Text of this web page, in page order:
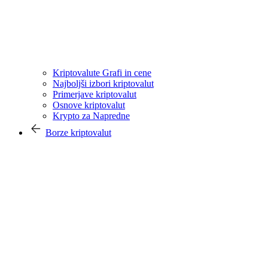
Kriptovalute Grafi in cene
Najboljši izbori kriptovalut
Primerjave kriptovalut
Osnove kriptovalut
Krypto za Napredne
Borze kriptovalut